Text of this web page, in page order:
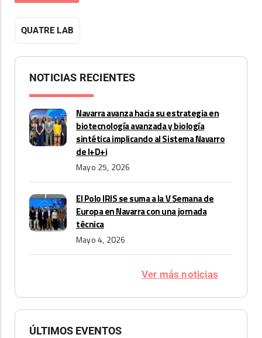
QUATRE LAB
NOTICIAS RECIENTES
Navarra avanza hacia su estrategia en
biotecnología avanzada y biología
sintética implicando al Sistema Navarro
de I+D+i
Mayo 25, 2026
El Polo IRIS se suma a la V Semana de
Europa en Navarra con una jornada
técnica
Mayo 4, 2026
Ver más noticias
ÚLTIMOS EVENTOS